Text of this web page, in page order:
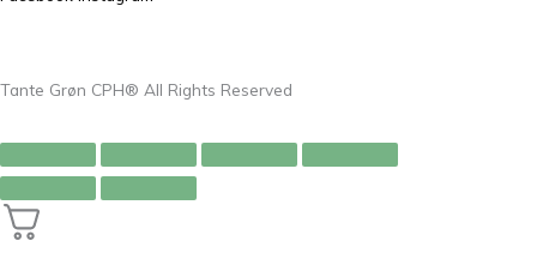
Tante Grøn CPH® All Rights Reserved